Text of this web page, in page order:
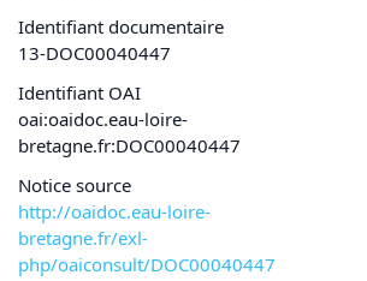
Identifiant documentaire
13-DOC00040447
Identifiant OAI
oai:oaidoc.eau-loire-
bretagne.fr:DOC00040447
Notice source
http://oaidoc.eau-loire-
bretagne.fr/exl-
php/oaiconsult/DOC00040447